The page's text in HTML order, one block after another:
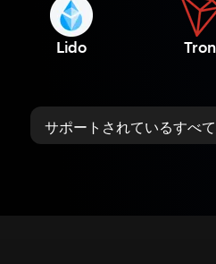
Lido Tron
サポートされているすべ